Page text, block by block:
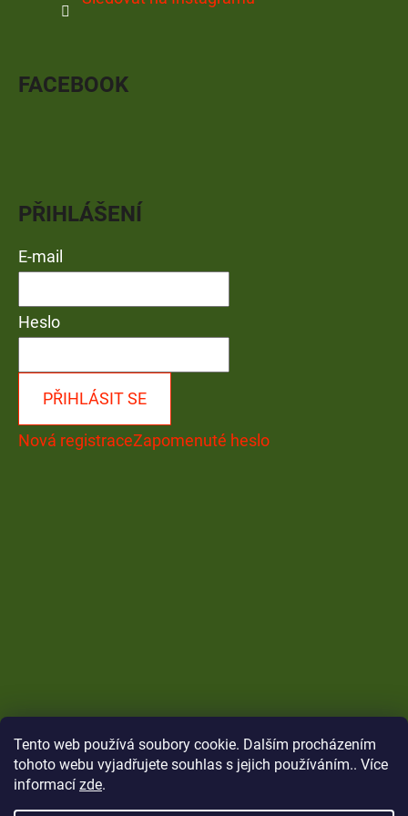
Tento web používá soubory cookie. Dalším procházením
tohoto webu vyjadřujete souhlas s jejich používáním.. Více
informací zde.
FACEBOOK
PŘIHLÁŠENÍ
E-mail
Heslo
PŘIHLÁSIT SE
Nová registraceZapomenuté heslo